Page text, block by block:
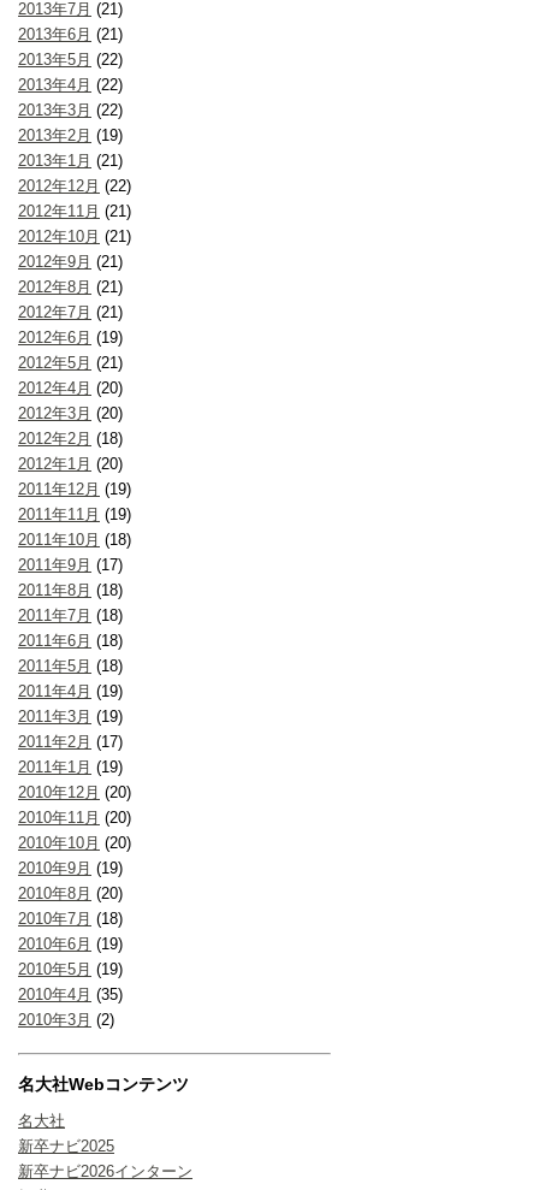
2013年7月 (21)
2013年6月 (21)
2013年5月 (22)
2013年4月 (22)
2013年3月 (22)
2013年2月 (19)
2013年1月 (21)
2012年12月 (22)
2012年11月 (21)
2012年10月 (21)
2012年9月 (21)
2012年8月 (21)
2012年7月 (21)
2012年6月 (19)
2012年5月 (21)
2012年4月 (20)
2012年3月 (20)
2012年2月 (18)
2012年1月 (20)
2011年12月 (19)
2011年11月 (19)
2011年10月 (18)
2011年9月 (17)
2011年8月 (18)
2011年7月 (18)
2011年6月 (18)
2011年5月 (18)
2011年4月 (19)
2011年3月 (19)
2011年2月 (17)
2011年1月 (19)
2010年12月 (20)
2010年11月 (20)
2010年10月 (20)
2010年9月 (19)
2010年8月 (20)
2010年7月 (18)
2010年6月 (19)
2010年5月 (19)
2010年4月 (35)
2010年3月 (2)
名大社Webコンテンツ
名大社
新卒ナビ2025
新卒ナビ2026インターン